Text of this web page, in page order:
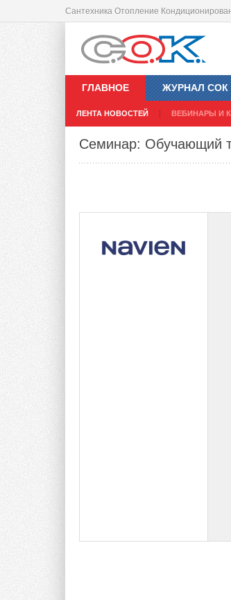
Сантехника Отопление
ГЛАВНОЕ
ЛЕНТА НОВОСТЕЙ ВЕБИНАРЫ И
ЖУРНАЛ СОК
Семинар: Обучающий